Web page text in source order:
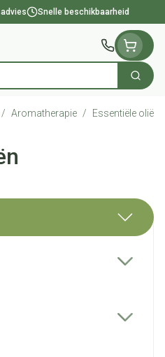
Snelle beschikbaarheid
Zoek
/ Aromatherapie / Essentiële oliën